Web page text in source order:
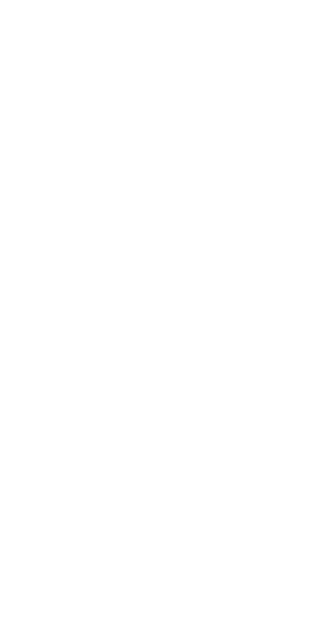
Color: Blanco, Talla: S
Color: Blanco, Talla: L